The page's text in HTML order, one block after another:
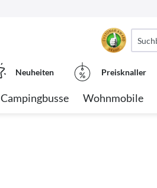
Neuheiten Preisknaller
Campingbusse Wohnmobile